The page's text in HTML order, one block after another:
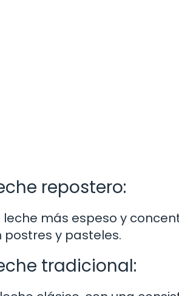
repostero:
leche más espeso y
y pasteles.
tradicional: